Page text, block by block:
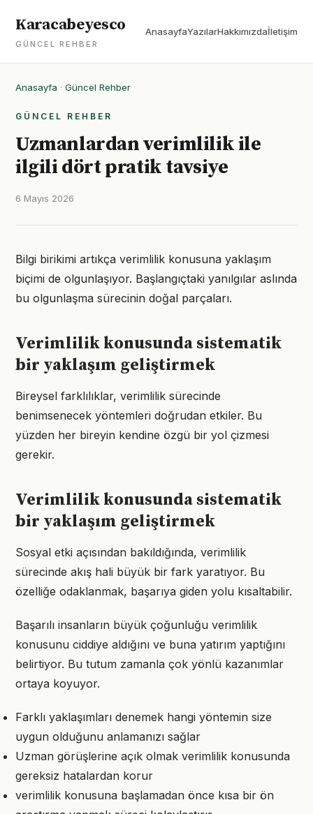
Karacabeyesco
GÜNCEL REHBER
AnasayfaYazılarHakkımızdaİletişim
Anasayfa · Güncel Rehber
GÜNCEL REHBER
Uzmanlardan verimlilik ile
ilgili dört pratik tavsiye
6 Mayıs 2026
Bilgi birikimi artıkça verimlilik konusuna yaklaşım
biçimi de olgunlaşıyor. Başlangıçtaki yanılgılar aslında
bu olgunlaşma sürecinin doğal parçaları.
Verimlilik konusunda sistematik
bir yaklaşım geliştirmek
Bireysel farklılıklar, verimlilik sürecinde
benimsenecek yöntemleri doğrudan etkiler. Bu
yüzden her bireyin kendine özgü bir yol çizmesi
gerekir.
Verimlilik konusunda sistematik
bir yaklaşım geliştirmek
Sosyal etki açısından bakıldığında, verimlilik
sürecinde akış hali büyük bir fark yaratıyor. Bu
özelliğe odaklanmak, başarıya giden yolu kısaltabilir.
Başarılı insanların büyük çoğunluğu verimlilik
konusunu ciddiye aldığını ve buna yatırım yaptığını
belirtiyor. Bu tutum zamanla çok yönlü kazanımlar
ortaya koyuyor.
Farklı yaklaşımları denemek hangi yöntemin size
uygun olduğunu anlamanızı sağlar
Uzman görüşlerine açık olmak verimlilik konusunda
gereksiz hatalardan korur
verimlilik konusuna başlamadan önce kısa bir ön